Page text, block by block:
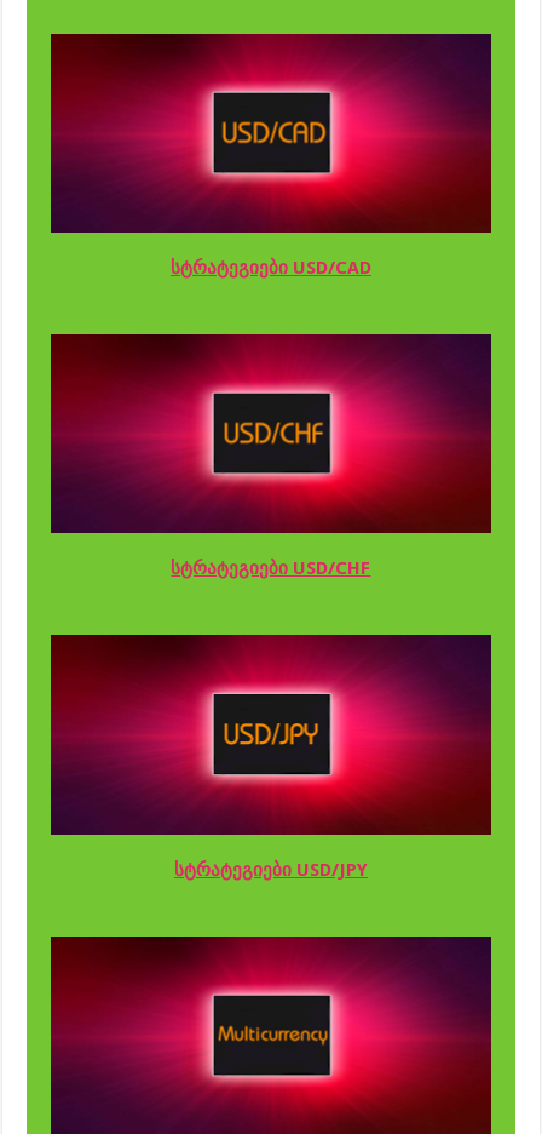
სტრატეგიები USD/CAD
სტრატეგიები USD/CHF
სტრატეგიები USD/JPY